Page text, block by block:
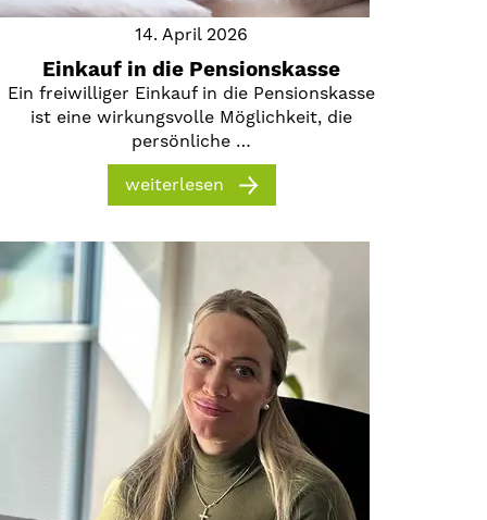
14. April 2026
Einkauf in die Pensionskasse
Ein freiwilliger Einkauf in die Pensionskasse
ist eine wirkungsvolle Möglichkeit, die
persönliche …
weiterlesen